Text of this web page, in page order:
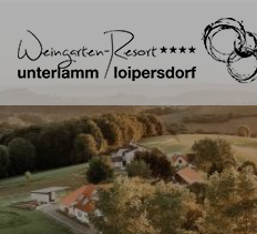
Inhalt
springen